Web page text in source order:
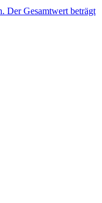
Der Gesamtwert beträgt